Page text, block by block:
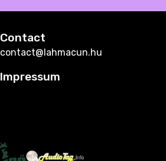
Contact
contact@lahmacun.hu
Impressum